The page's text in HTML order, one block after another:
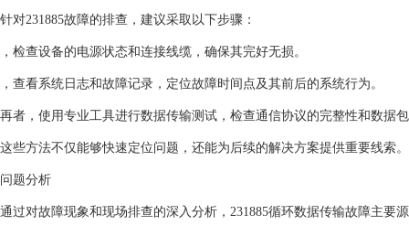
针对231885故障的排查，建议采取以下步骤：
，检查设备的电源状态和连接线缆，确保其完好无损。
，查看系统日志和故障记录，定位故障时间点及其前后的系统行为。
再者，使用专业工具进行数据传输测试，检查通信协议的完整性和数据
这些方法不仅能够快速定位问题，还能为后续的解决方案提供重要线索。
问题分析
通过对故障现象和现场排查的深入分析，231885循环数据传输故障主